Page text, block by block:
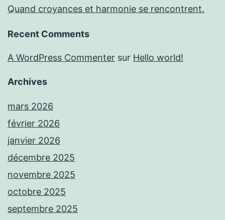
Quand croyances et harmonie se rencontrent.
Recent Comments
A WordPress Commenter sur Hello world!
Archives
mars 2026
février 2026
janvier 2026
décembre 2025
novembre 2025
octobre 2025
septembre 2025